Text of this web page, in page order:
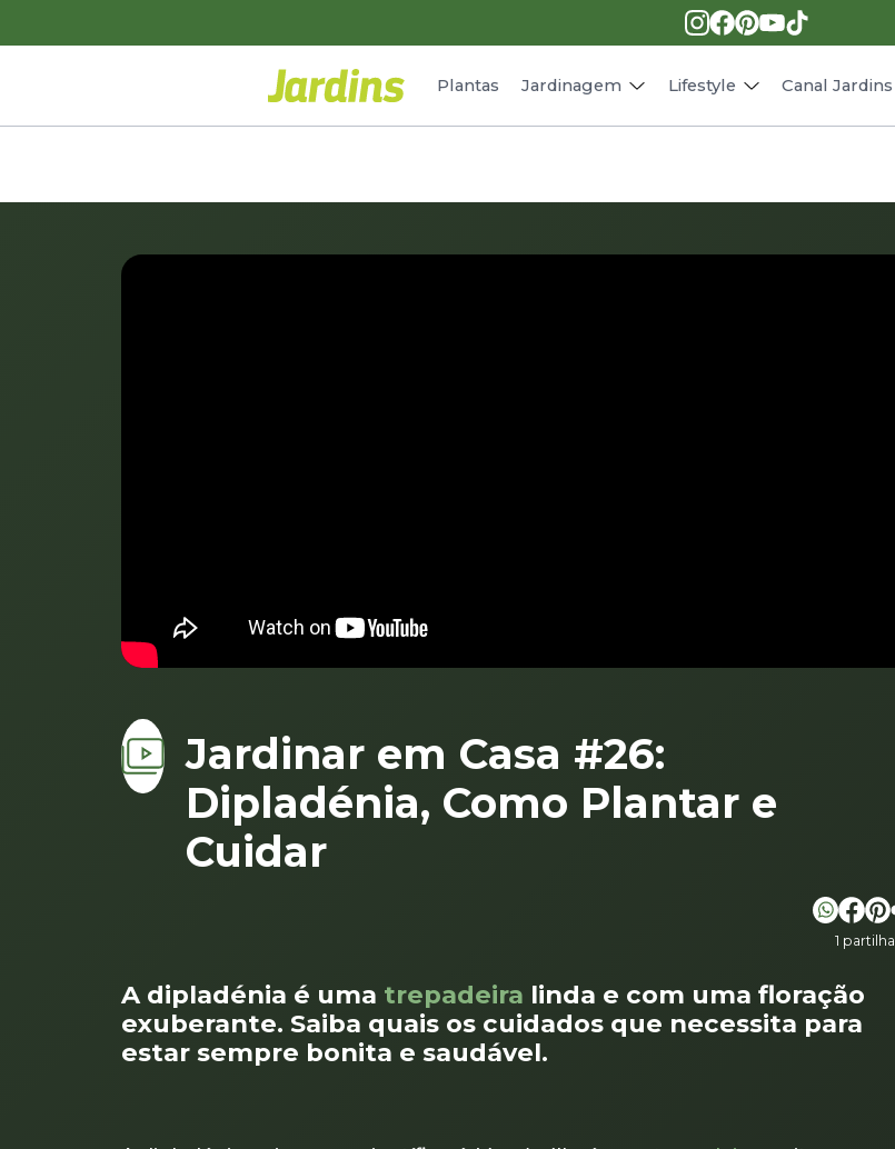
Plantas Jardinagem Lifestyle
Receitas
Canal Jardins
Jardinar em Casa #26:
Dipladénia, Como Plantar e
Cuidar
1 partilha
A dipladénia é uma trepadeira linda e com uma floração
exuberante. Saiba quais os cuidados que necessita para
estar sempre bonita e saudável.